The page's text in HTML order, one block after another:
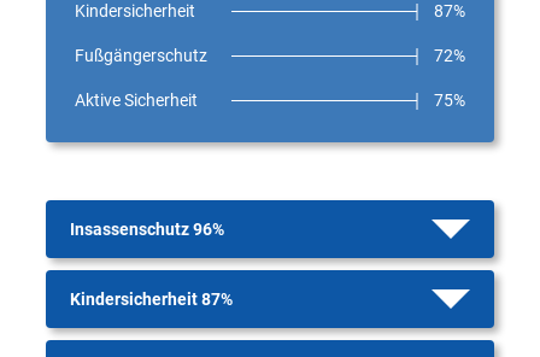
Kindersicherheit 87%
Fußgängerschutz 72%
Aktive Sicherheit 75%
Insassenschutz 96%
Kindersicherheit 87%